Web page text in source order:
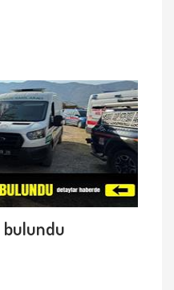
bulundu